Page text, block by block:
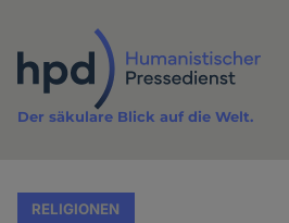
Inhalt
Der säkulare Blick auf die Welt.
RELIGIONEN